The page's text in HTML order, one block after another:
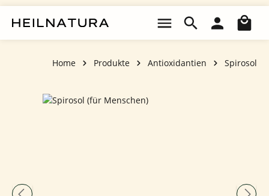
Home Produkte Antioxidantien Spirosol
Bildergalerie überspringen